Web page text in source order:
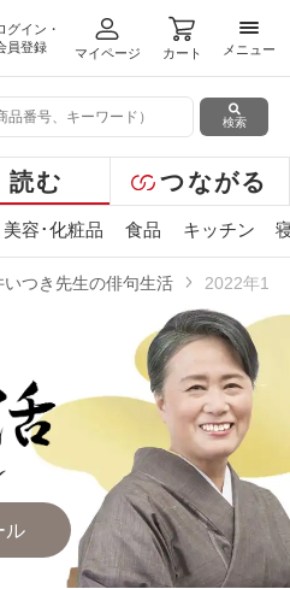
グイン・
員登録
マイページ カート
メニ
メニュー
検索
読む つながる
美容･化粧品 食品 キッチン
いつき先生の俳句生活 2022年10
ル